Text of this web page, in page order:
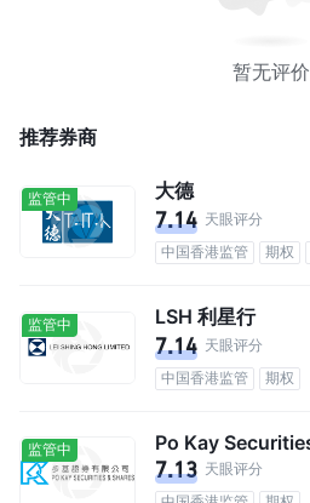
暂无评价
推荐券商
监管中 大德
7.14 天眼评分
中国香港监管
期权
监管中 LSH 利星行
7.14 天眼评分
中国香港监管
期权
监管中
7.13 天眼评分